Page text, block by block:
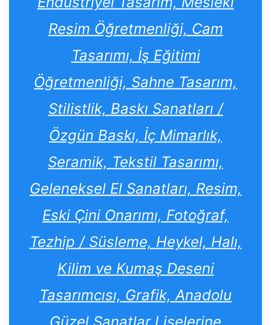
Resim Öğretmenliği, Cam
Tasarımı, İş Eğitimi
Öğretmenliği, Sahne Tasarım,
Stilistlik, Baskı Sanatları /
Özgün Baskı, İç Mimarlık,
Seramik, Tekstil Tasarımı,
Geleneksel El Sanatları, Resim,
Eski Çini Onarımı, Fotoğraf,
Tezhip / Süsleme, Heykel, Halı,
Kilim ve Kumaş Deseni
Tasarımcısı, Grafik, Anadolu
Güzel Sanatlar Liselerine